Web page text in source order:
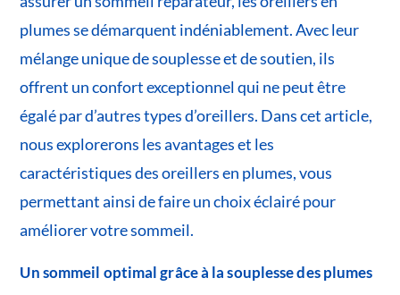
plumes se démarquent indéniablement. Avec leur
mélange unique de souplesse et de soutien, ils
offrent un confort exceptionnel qui ne peut être
égalé par d’autres types d’oreillers. Dans cet article,
nous explorerons les avantages et les
caractéristiques des oreillers en plumes, vous
permettant ainsi de faire un choix éclairé pour
améliorer votre sommeil.
Un sommeil optimal grâce à la souplesse des plumes